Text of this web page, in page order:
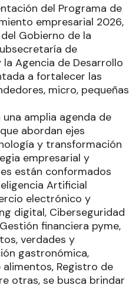
del Programa de
empresarial 2026,
Gobierno de la
de
Agencia de Desarrollo
a fortalecer las
micro, pequeñas
amplia agenda de
abordan ejes
y transformación
empresarial y
están conformados
Artificial
electrónico y
digital, Ciberseguridad
financiera pyme,
verdades y
gastronómica,
Registro de
otras, se busca brindar